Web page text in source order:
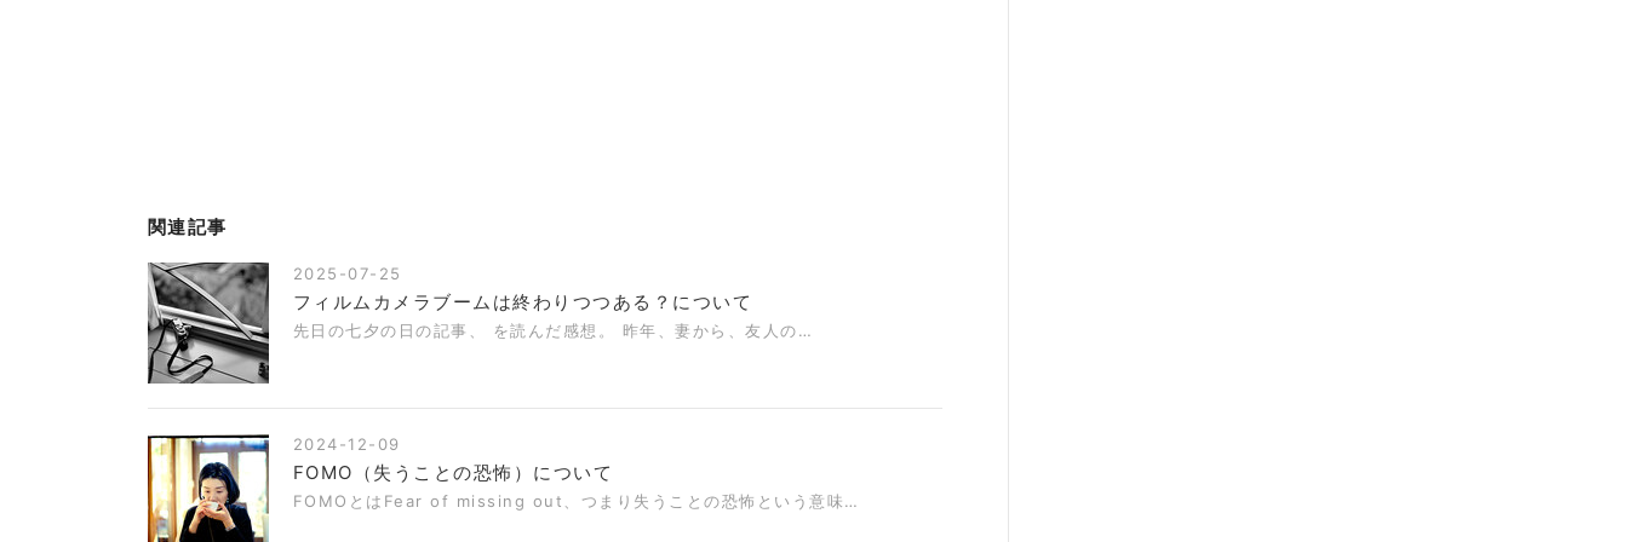
関連記事
2025-07-25
フィルムカメラブームは終わりつつある？について
先日の七夕の日の記事、 を読んだ感想。 昨年、妻から、友人の…
2024-12-09
FOMO（失うことの恐怖）について
FOMOとはFear of missing out、つまり失うことの恐怖という意味…